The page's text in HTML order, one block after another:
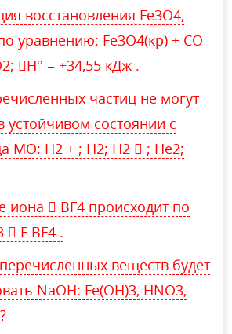
восстановления Fe3O4,
уравнению: Fe3O4(кр) + CO
H° = +34,55 кДж .
частиц не могут
устойчивом состоянии с
МО: H2 + ; H2; H2  ; He2;
иона  BF4 происходит по
 F BF4 .
веществ будет
NaOH: Fe(OH)3, HNO3,